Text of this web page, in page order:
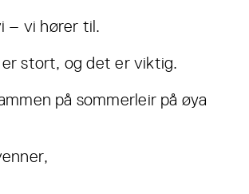
– vi hører til.
stort, og det er viktig.
på sommerleir på øya